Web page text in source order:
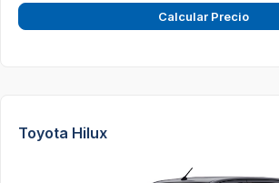
Calcular Precio
Toyota Hilux